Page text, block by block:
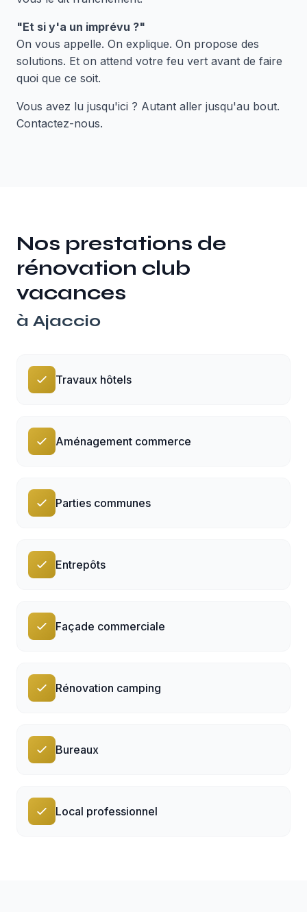
"Et si y'a un imprévu ?"
On vous appelle. On explique. On propose des
solutions. Et on attend votre feu vert avant de faire
quoi que ce soit.
Vous avez lu jusqu'ici ? Autant aller jusqu'au bout.
Contactez-nous.
Nos prestations de
rénovation club
vacances
à Ajaccio
Travaux hôtels
Aménagement commerce
Parties communes
Entrepôts
Façade commerciale
Rénovation camping
Bureaux
Local professionnel